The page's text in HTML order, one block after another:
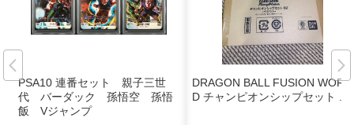
PSA10 連番セット 親子三世
代 バーダック 孫悟空 孫悟
飯 Vジャンプ
DRAGON BALL FUSION WORL
D チャンピオンシップセット .